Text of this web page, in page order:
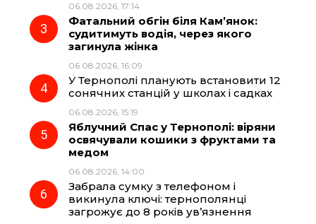
k
a
m
06.08.2026, 17:14
Фатальний обгін біля Кам’янок:
судитимуть водія, через якого
загинула жінка
06.08.2026, 16:09
У Тернополі планують встановити 12
сонячних станцій у школах і садках
06.08.2026, 15:19
Яблучний Спас у Тернополі: віряни
освячували кошики з фруктами та
медом
06.08.2026, 14:00
Забрала сумку з телефоном і
викинула ключі: тернополянці
загрожує до 8 років ув’язнення